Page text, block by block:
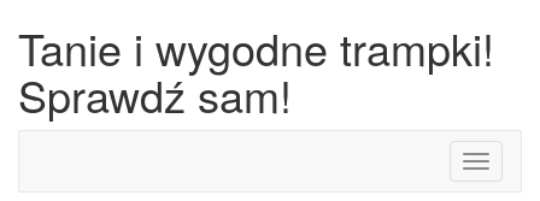
Tanie i wygodne trampki!
Sprawdź sam!
Toggle